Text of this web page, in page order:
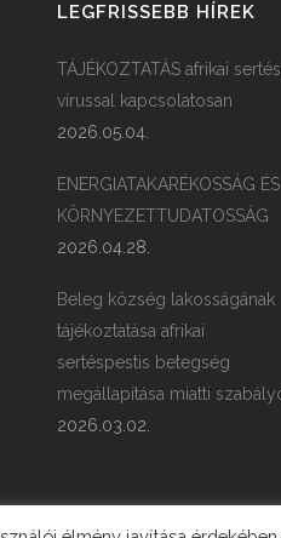
LEGFRISSEBB HÍREK
TÁJÉKOZTATÁS afrikai
vírussal kapcsolatosan
2026.05.04.
ENERGIATAKARÉKOSSÁG ÉS
KÖRNYEZETTUDATOSSÁG
2026.04.28.
Beleg község lakosságának
tájékoztatása afrikai
sertéspestis betegség
megállapítása miatti
2026.03.02.